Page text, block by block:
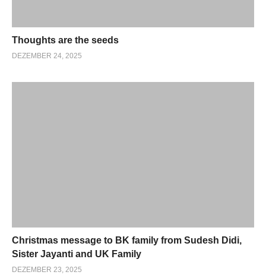
Thoughts are the seeds
DEZEMBER 24, 2025
Christmas message to BK family from Sudesh Didi,
Sister Jayanti and UK Family
DEZEMBER 23, 2025